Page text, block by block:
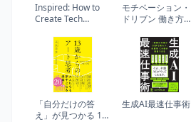
Inspired: How to
Create Tech
Customers Love
(Silicon Valley
Product Group)
モチベーション・
ドリブン 働き方改
「自分だけの答
え」が見つかる 13
生成AI最速仕事術